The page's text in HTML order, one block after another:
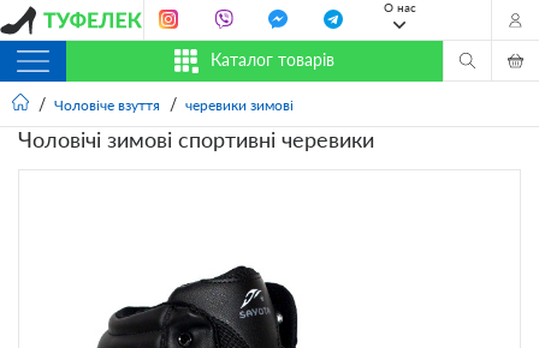
О нас
Каталог товарів
Чоловіче взуття черевики зимові
Чоловічі зимові спортивні черевики